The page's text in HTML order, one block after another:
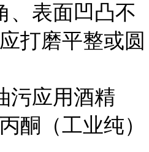
、表面凹凸不
打磨平整或圆
污应用酒精
酮（工业纯）